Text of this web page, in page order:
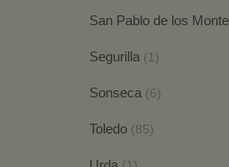
San Pablo de los
Segurilla (1)
Sonseca (6)
Toledo (85)